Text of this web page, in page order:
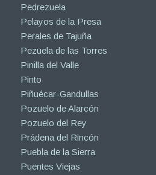
Pedrezuela
Pelayos de la Presa
Perales de Tajuña
Pezuela de las Torres
Pinilla del Valle
Pinto
Piñuécar-Gandullas
Pozuelo de Alarcón
Pozuelo del Rey
Prádena del Rincón
Puebla de la Sierra
Puentes Viejas